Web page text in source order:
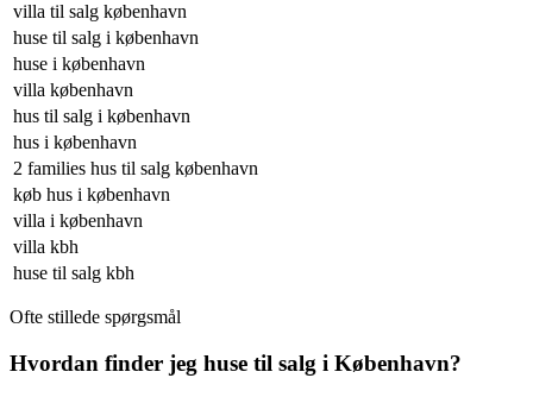
villa til salg københavn
huse til salg i københavn
huse i københavn
villa københavn
hus til salg i københavn
hus i københavn
2 families hus til salg københavn
køb hus i københavn
villa i københavn
villa kbh
huse til salg kbh
Ofte stillede spørgsmål
Hvordan finder jeg huse til salg i København?